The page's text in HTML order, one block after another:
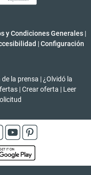
y Condiciones Generales |
| Configuración
de la prensa | ¿Olvidó la
| Crear oferta | Leer